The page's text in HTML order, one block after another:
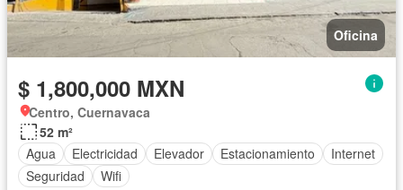
Oficina
$ 1,800,000 MXN
Centro, Cuernavaca
52 m²
Agua
Electricidad Elevador Estacionamiento
Internet
Seguridad
Wifi